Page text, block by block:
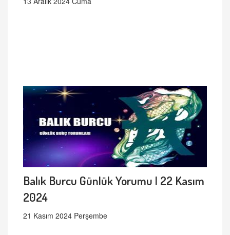
Balık Burcu Günlük Yorumu | 22 Kasım
2024
21 Kasım 2024 Perşembe